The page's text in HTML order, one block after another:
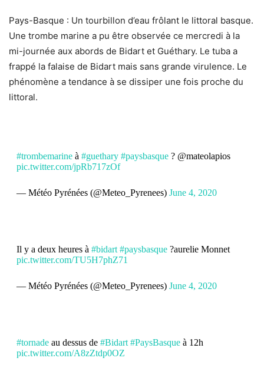
Pays-Basque : Un tourbillon d’eau frôlant le littoral basque.
Une trombe marine a pu être observée ce mercredi à la
mi-journée aux abords de Bidart et Guéthary. Le tuba a
frappé la falaise de Bidart mais sans grande virulence. Le
phénomène a tendance à se dissiper une fois proche du
littoral.
#trombemarineà #guethary #paysbasque? @mateolapios
pic.twitter.com/jpRb717zOf
— Météo Pyrénées (@Meteo_Pyrenees) June 4, 2020
Il y a deux heures à #bidart #paysbasque?aurelie Monnet
pic.twitter.com/TU5H7phZ71
— Météo Pyrénées (@Meteo_Pyrenees) June 4, 2020
#tornadeau dessus de #Bidart #PaysBasqueà 12h
pic.twitter.com/A8zZtdp0OZ